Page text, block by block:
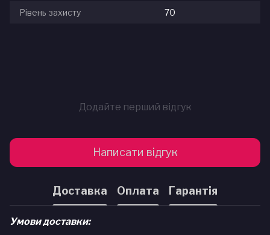
Рівень захисту 70
Додайте перший відгук
Написати відгук
Доставка Оплата Гарантія
Умови доставки: